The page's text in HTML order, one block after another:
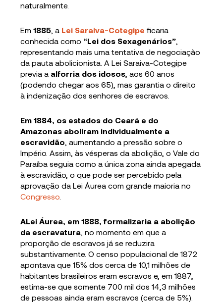
naturalmente.
Em1885 , a Lei Saraiva-Cotegipe ficaria
conhecida como “Lei dos Sexagenários”
representando mais uma tentativa de negociação
da pauta abolicionista. A Lei Saraiva-Cotegipe
previa a alforria dos idosos , aos 60 anos
(podendo chegar aos 65), mas garantia o direito
à indenização dos senhores de escravos.
Em 1884, os estados do Ceará e do
Amazonas aboliram individualmente a
escravidão , aumentando a pressão sobre o
Império. Assim, às vésperas da abolição, o Vale do
Paraíba seguia como a única zona ainda apegada
à escravidão, o que pode ser percebido pela
aprovação da Lei Áurea com grande maioria no
Congresso
ALei Áurea, em 1888, formalizaria a abolição
da escravatura , no momento em que a
proporção de escravos já se reduzira
substantivamente. O censo populacional de 1872
apontava que 15% dos cerca de 10,1 milhões de
habitantes brasileiros eram escravos e, em 1887,
estima-se que somente 700 mil dos 14,3 milhões
de pessoas ainda eram escravos (cerca de 5%).